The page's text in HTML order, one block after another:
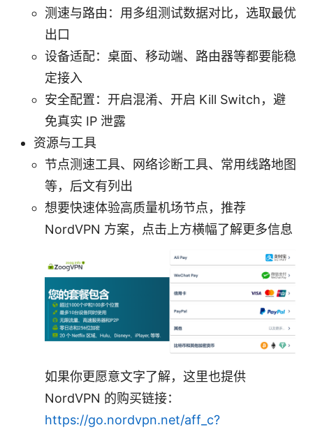
测速与路由：用多组测试数据对比，选取最优
出口
设备适配：桌面、移动端、路由器等都要能稳
定接入
安全配置：开启混淆、开启 Kill Switch，避
免真实 IP 泄露
资源与工具
节点测速工具、网络诊断工具、常用线路地图
等，后文有列出
想要快速体验高质量机场节点，推荐
NordVPN 方案，点击上方横幅了解更多信息
如果你更愿意文字了解，这里也提供
NordVPN 的购买链接：
https://go.nordvpn.net/aff_c?